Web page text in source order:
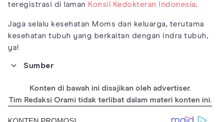
teregistrasi di laman Konsil Kedokteran Indonesia.
Jaga selalu kesehatan Moms dan keluarga, terutama
kesehatan tubuh yang berkaitan dengan indra tubuh,
ya!
Sumber
Konten di bawah ini disajikan oleh advertiser.
Tim Redaksi Orami tidak terlibat dalam materi konten ini.